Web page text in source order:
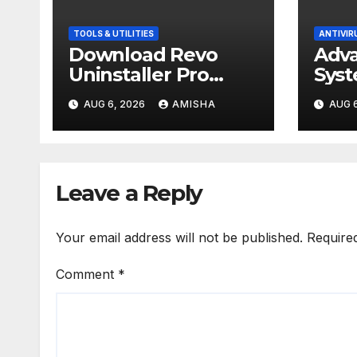
TOOLS & UTILITIES
Download Revo
Uninstaller Pro
v5.5.2 Full Gratis
Terbaru Version
AUG 6, 2026 AMISHA AUG
Leave a Reply
Your email address will not be published.
Comment *